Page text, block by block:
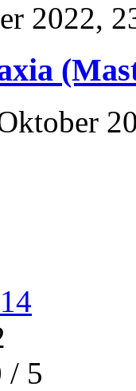
2022,
14
/ 5